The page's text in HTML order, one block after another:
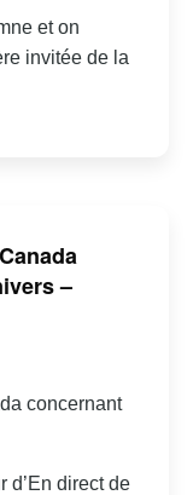
et on
invitée de la
–
concernant
d’En direct de